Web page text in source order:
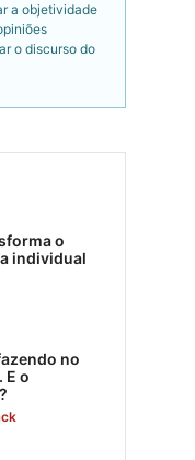
a objetividade
o discurso do
o
individual
no
E o